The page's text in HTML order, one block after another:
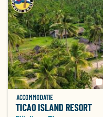
ACCOMMODATIE
TICAO ISLAND RESORT